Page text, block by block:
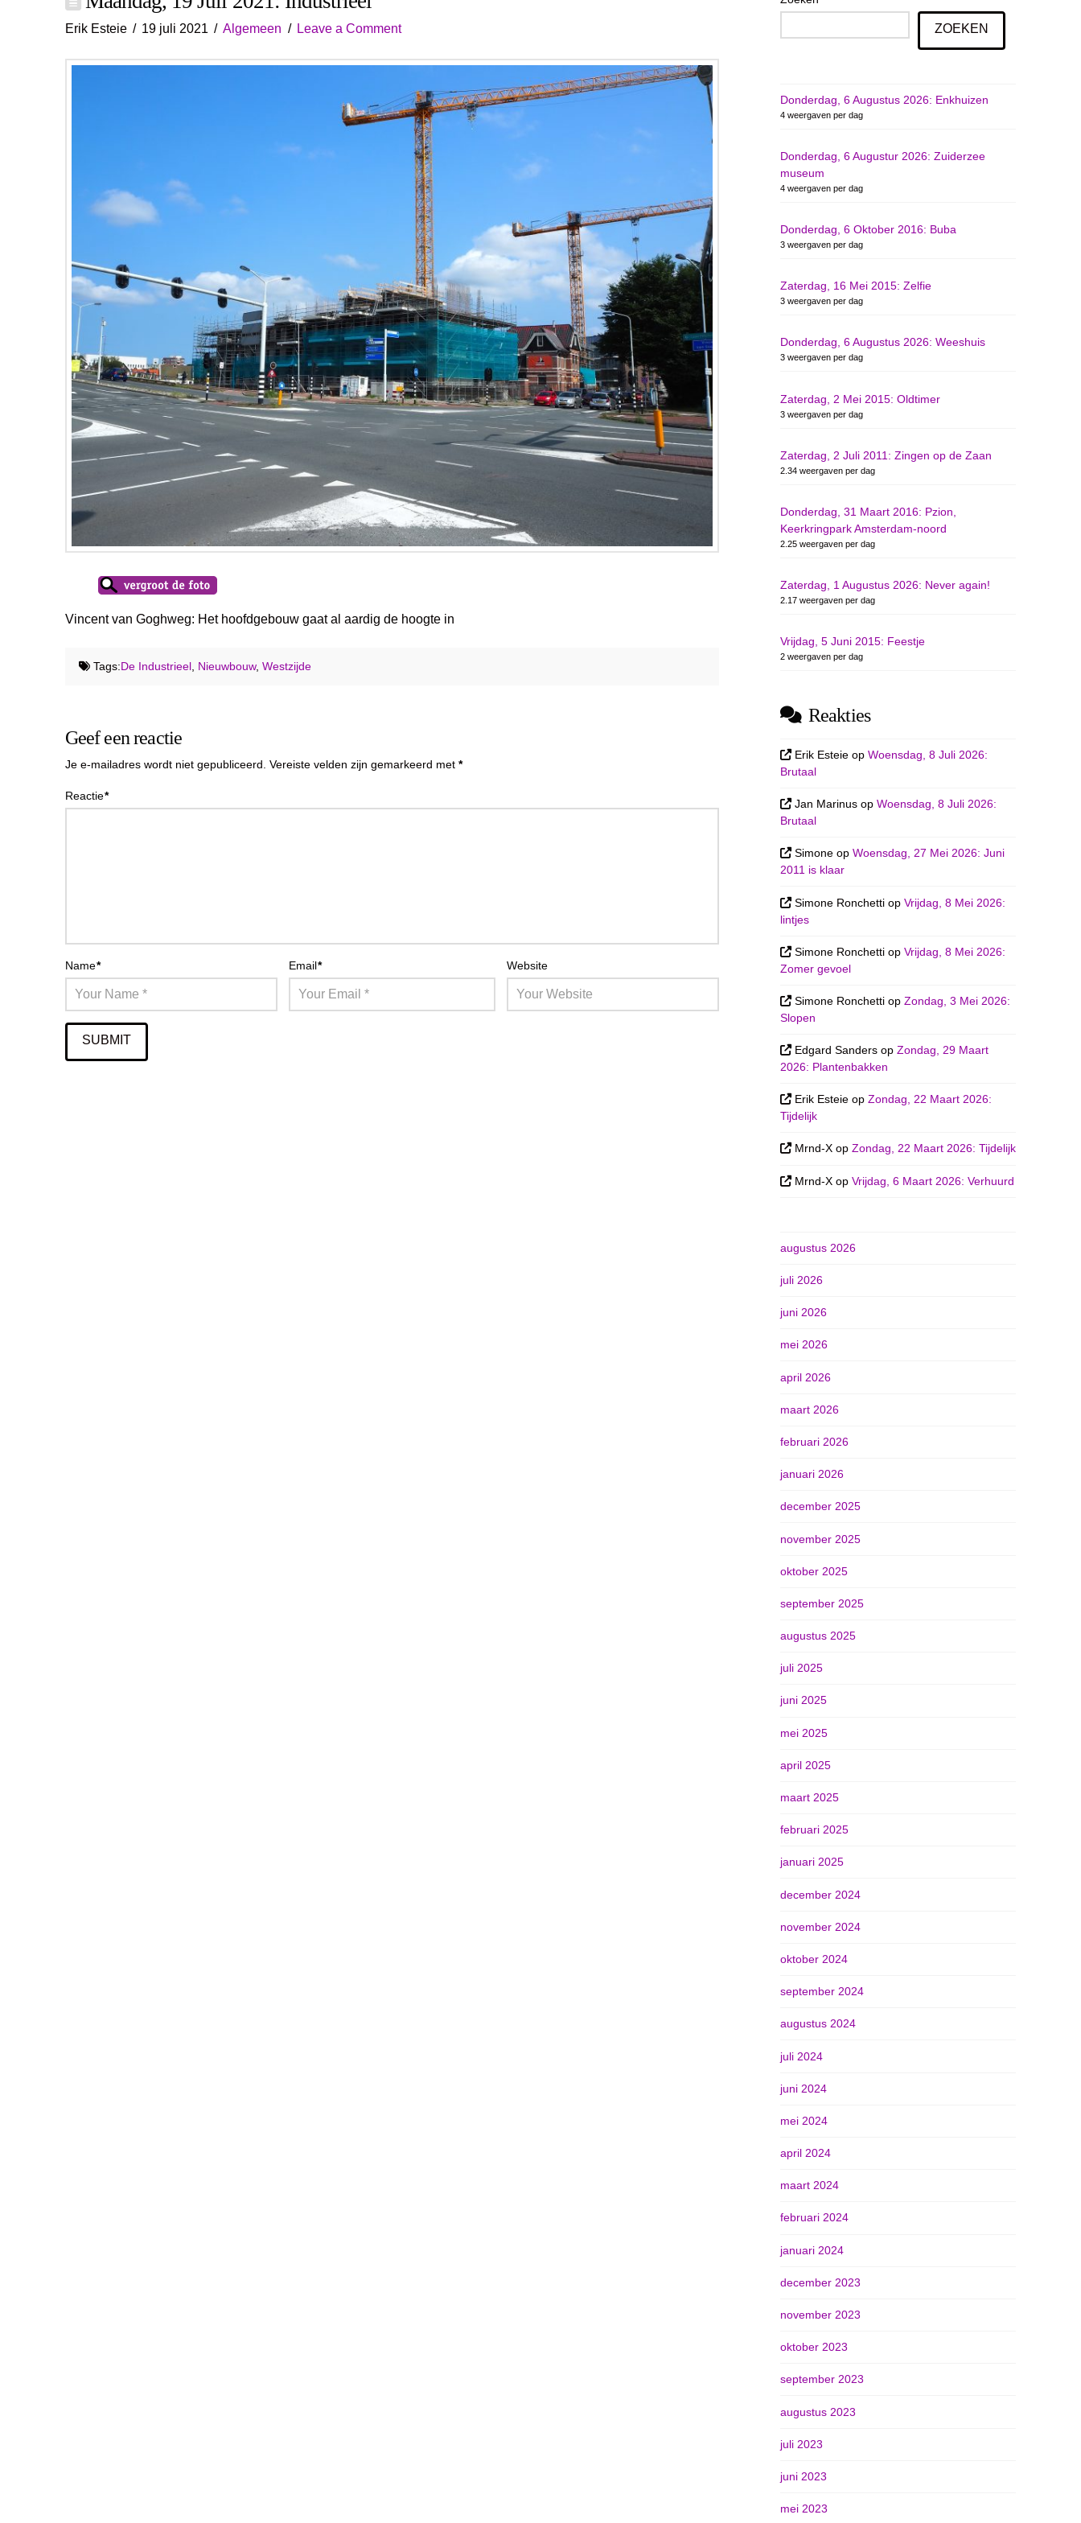
Erik Esteie 19 juli 2021 Algemeen Leave a Comment
Vincent van Goghweg: Het hoofdgebouw gaat al aardig de hoogte in
Tags:De Industrieel, Nieuwbouw,Westzijde
Geef een reactie
Je e-mailadres wordt niet gepubliceerd. Vereiste velden zijn gemarkeerd met *
Reactie*
Name* Email* Website
ZOEKEN
Donderdag, 6 Augustus 2026: Enkhuizen
4 weergaven per dag
Donderdag, 6 Augustur 2026: Zuiderzee
museum
4 weergaven per dag
Donderdag, 6 Oktober 2016: Buba
3 weergaven per dag
Zaterdag, 16 Mei 2015: Zelfie
3 weergaven per dag
Donderdag, 6 Augustus 2026: Weeshuis
3 weergaven per dag
Zaterdag, 2 Mei 2015: Oldtimer
3 weergaven per dag
Zaterdag, 2 Juli 2011: Zingen op de Zaan
2.34 weergaven per dag
Donderdag, 31 Maart 2016: Pzion,
Keerkringpark Amsterdam-noord
2.25 weergaven per dag
Zaterdag, 1 Augustus 2026: Never again!
2.17 weergaven per dag
Vrijdag, 5 Juni 2015: Feestje
2 weergaven per dag
Reakties
Erik Esteie opWoensdag, 8 Juli 2026:
Brutaal
Jan Marinus opWoensdag, 8 Juli 2026:
Brutaal
Simone opWoensdag, 27 Mei 2026: Juni
2011 is klaar
Simone Ronchetti opVrijdag, 8 Mei 2026:
lintjes
Simone Ronchetti opVrijdag, 8 Mei 2026:
Zomer gevoel
Simone Ronchetti opZondag, 3 Mei 2026:
Slopen
Edgard Sanders opZondag, 29 Maart
2026: Plantenbakken
Erik Esteie opZondag, 22 Maart 2026:
Tijdelijk
Mrnd-X opZondag, 22 Maart 2026: Tijdelijk
Mrnd-X opVrijdag, 6 Maart 2026: Verhuurd
augustus 2026
juli 2026
juni 2026
mei 2026
april 2026
maart 2026
februari 2026
januari 2026
december 2025
november 2025
oktober 2025
september 2025
augustus 2025
juli 2025
juni 2025
mei 2025
april 2025
maart 2025
februari 2025
januari 2025
december 2024
november 2024
oktober 2024
september 2024
augustus 2024
juli 2024
juni 2024
mei 2024
april 2024
maart 2024
februari 2024
januari 2024
december 2023
november 2023
oktober 2023
september 2023
augustus 2023
juli 2023
juni 2023
mei 2023